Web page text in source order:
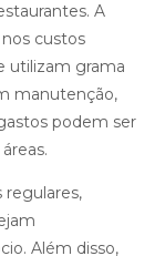
A
custos
utilizam grama
manutenção,
podem ser
regulares,
Além disso,